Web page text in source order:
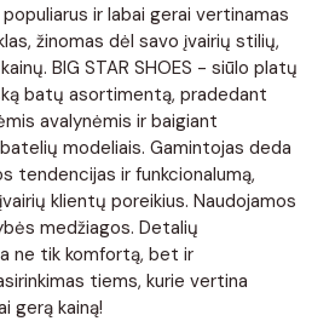
populiarus ir labai gerai vertinamas
žinomas dėl savo įvairių stilių,
BIG STAR SHOES - siūlo platų
batų asortimentą, pradedant
avalynėmis ir baigiant
modeliais. Gamintojas deda
tendencijas ir funkcionalumą,
klientų poreikius. Naudojamos
medžiagos. Detalių
ne tik komfortą, bet ir
tiems, kurie vertina
gerą kainą!